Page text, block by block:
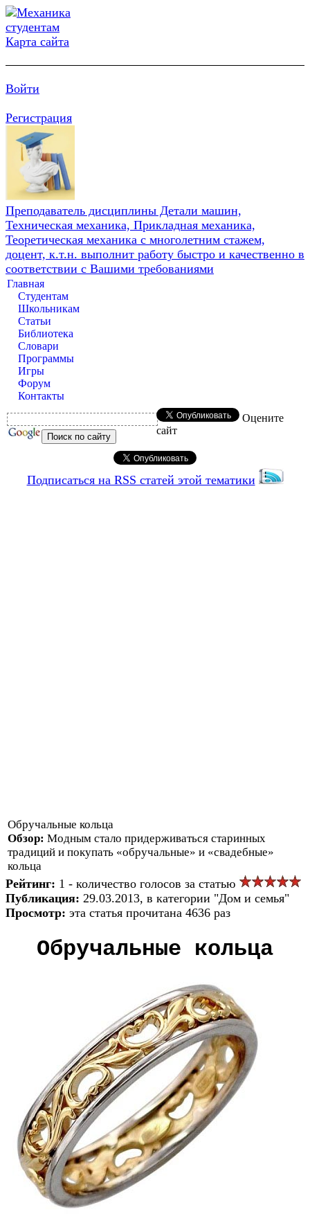
Карта сайта
Войти
Регистрация
Преподаватель дисциплины Детали машин,
Техническая механика, Прикладная механика,
Теоретическая механика с многолетним стажем,
доцент, к.т.н. выполнит работу быстро и качественно в
соответствии с Вашими требованиями
Главная
Студентам
Школьникам
Статьи
Библиотека
Словари
Программы
Игры
Форум
Контакты
Оцените
сайт
Подписаться на RSS статей этой тематики
Обручальные кольца
Обзор: Модным стало придерживаться старинных
традиций и покупать «обручальные» и «свадебные»
кольца
Рейтинг: 1 - количество голосов за статью
Публикация: 29.03.2013, в категории "Дом и семья"
Просмотр: эта статья прочитана 4636 раз
Обручальные кольца